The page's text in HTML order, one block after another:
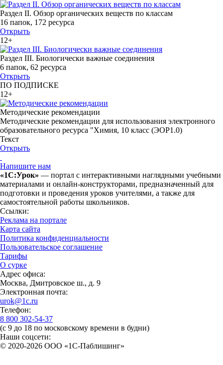
Раздел II. Обзор органических веществ по классам
16 папок, 172 ресурса
Открыть
12+
Раздел III. Биологически важные соединения
6 папок, 62 ресурса
Открыть
ПО ПОДПИСКЕ
12+
Методические рекомендации
Методические рекомендации для использования электронного
образовательного ресурса "Химия, 10 класс (ЭОР1.0)
Текст
Открыть
Напишите нам
«1С:Урок» — портал с интерактивными наглядными учебными
материалами и онлайн-конструкторами, предназначенный для
подготовки и проведения уроков учителями, а также для
самостоятельной работы школьников.
Ссылки:
Реклама на портале
Карта сайта
Политика конфиденциальности
Пользовательское соглашение
Тарифы
О сурке
Адрес офиса:
Москва, Дмитровское ш., д. 9
Электронная почта:
urok@1c.ru
Телефон:
8 800 302-54-37
(с 9 до 18 по московскому времени в будни)
Наши соцсети:
© 2020-2026 OOO «1С-Паблишинг»